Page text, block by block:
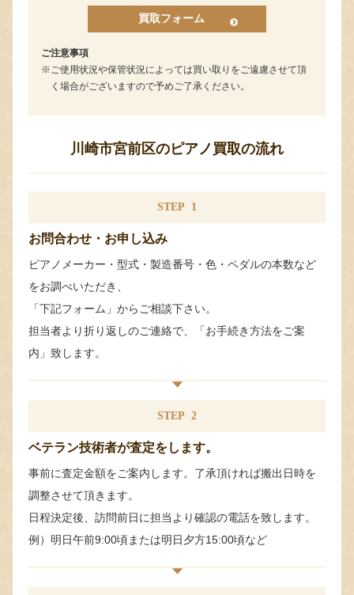
買取フォーム
ご注意事項
ご使用状況や保管状況によっては買い取りをご遠慮させて頂
く場合がございますので予めご了承ください。
川崎市宮前区のピアノ買取の流れ
STEP 1
お問合わせ・お申し込み
ピアノメーカー・型式・製造番号・色・ペダルの本数など
をお調べいただき、
「下記フォーム」からご相談下さい。
担当者より折り返しのご連絡で、「お手続き方法をご案
内」致します。
STEP 2
ベテラン技術者が査定をします。
事前に査定金額をご案内します。了承頂ければ搬出日時を
調整させて頂きます。
日程決定後、訪問前日に担当より確認の電話を致します。
例）明日午前9:00頃または明日夕方15:00頃など